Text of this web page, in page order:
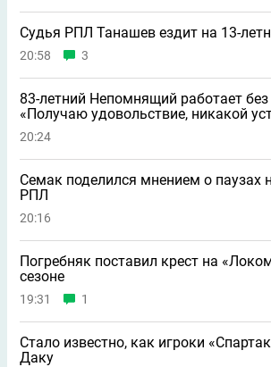
Судья РПЛ Танашев ездит на 13-
20:58 3
83-летний Непомнящий работает
«Получаю удовольствие, никакой
20:24
Семак поделился мнением о паузах
РПЛ
20:16
Погребняк поставил крест на
сезоне
19:31 1
Стало известно, как игроки
Даку